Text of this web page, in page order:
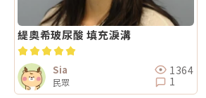
緹奧希玻尿酸 填充淚溝
Sia
民眾
1364
1